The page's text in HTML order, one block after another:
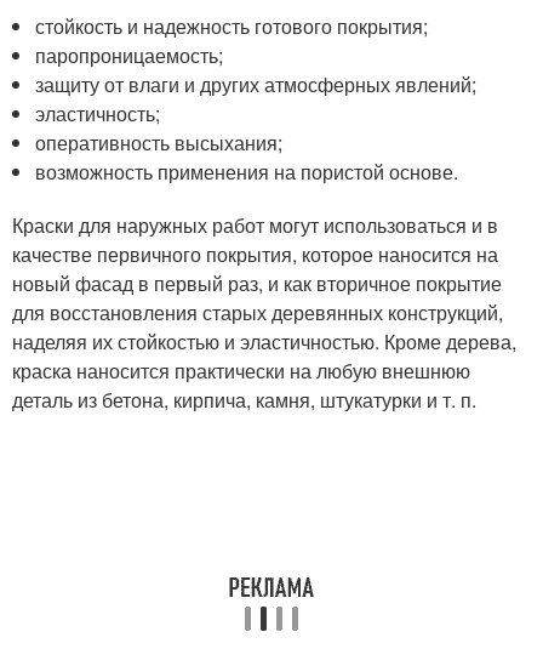
стойкость и надежность готового покрытия;
паропроницаемость;
защиту от влаги и других атмосферных явлений;
эластичность;
оперативность высыхания;
возможность применения на пористой основе.
Краски для наружных работ могут использоваться и в
качестве первичного покрытия, которое наносится на
новый фасад в первый раз, и как вторичное покрытие
для восстановления старых деревянных конструкций,
наделяя их стойкостью и эластичностью. Кроме дерева,
краска наносится практически на любую внешнюю
деталь из бетона, кирпича, камня, штукатурки и т. п.